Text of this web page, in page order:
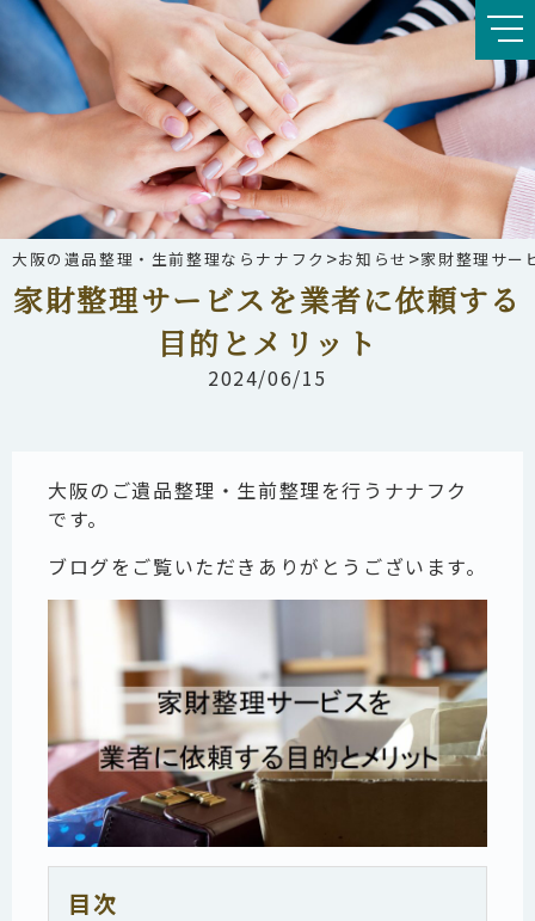
大阪の遺品整理・生前整理ならナナフク >お知らせ >家財整理サー
家財整理サービスを業者に依頼する
目的とメリット
2024/06/15
大阪のご遺品整理・生前整理を行うナナフク
です。
ブログをご覧いただきありがとうございます。
目次